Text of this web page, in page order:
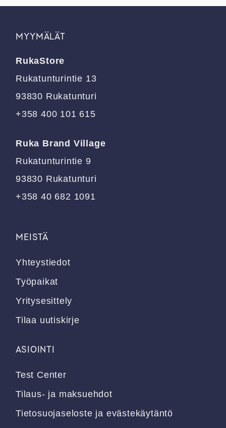
on
Voit
valinnat
sivulla.
on
MYYMÄLÄT
RukaStore
Rukatunturintie 13
93830 Rukatunturi
+358 400 101 615
Ruka Brand Village
Rukatunturintie 9
93830 Rukatunturi
+358 40 682 1091
MEISTÄ
Yhteystiedot
Työpaikat
Yritysesittely
Tilaa uutiskirje
ASIOINTI
Test Center
Tilaus- ja maksuehdot
Tietosuojaseloste ja evästekäytäntö